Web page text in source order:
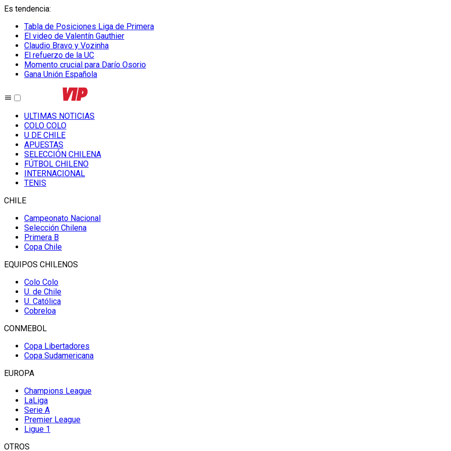
Es tendencia:
Tabla de Posiciones Liga de Primera
El video de Valentín Gauthier
Claudio Bravo y Vozinha
El refuerzo de la UC
Momento crucial para Darío Osorio
Gana Unión Española
ULTIMAS NOTICIAS
COLO COLO
U DE CHILE
APUESTAS
SELECCIÓN CHILENA
FÚTBOL CHILENO
INTERNACIONAL
TENIS
CHILE
Campeonato Nacional
Selección Chilena
Primera B
Copa Chile
EQUIPOS CHILENOS
Colo Colo
U. de Chile
U. Católica
Cobreloa
CONMEBOL
Copa Libertadores
Copa Sudamericana
EUROPA
Champions League
LaLiga
Serie A
Premier League
Ligue 1
OTROS